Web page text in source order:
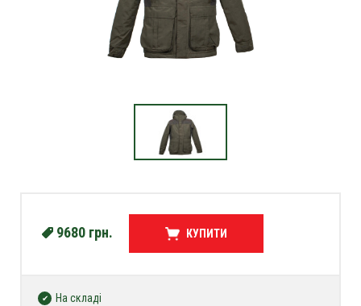
9680 грн. КУПИТИ
На складі